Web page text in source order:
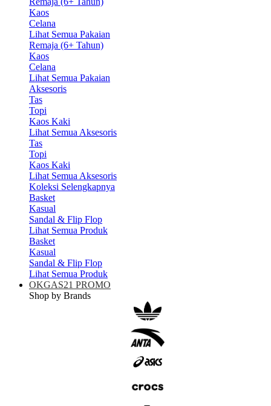
Kaos
Celana
Lihat Semua Pakaian
Remaja (6+ Tahun)
Kaos
Celana
Lihat Semua Pakaian
Aksesoris
Tas
Topi
Kaos Kaki
Lihat Semua Aksesoris
Tas
Topi
Kaos Kaki
Lihat Semua Aksesoris
Koleksi Selengkapnya
Basket
Kasual
Sandal & Flip Flop
Lihat Semua Produk
Basket
Kasual
Sandal & Flip Flop
Lihat Semua Produk
OKGAS21 PROMO
Shop by Brands